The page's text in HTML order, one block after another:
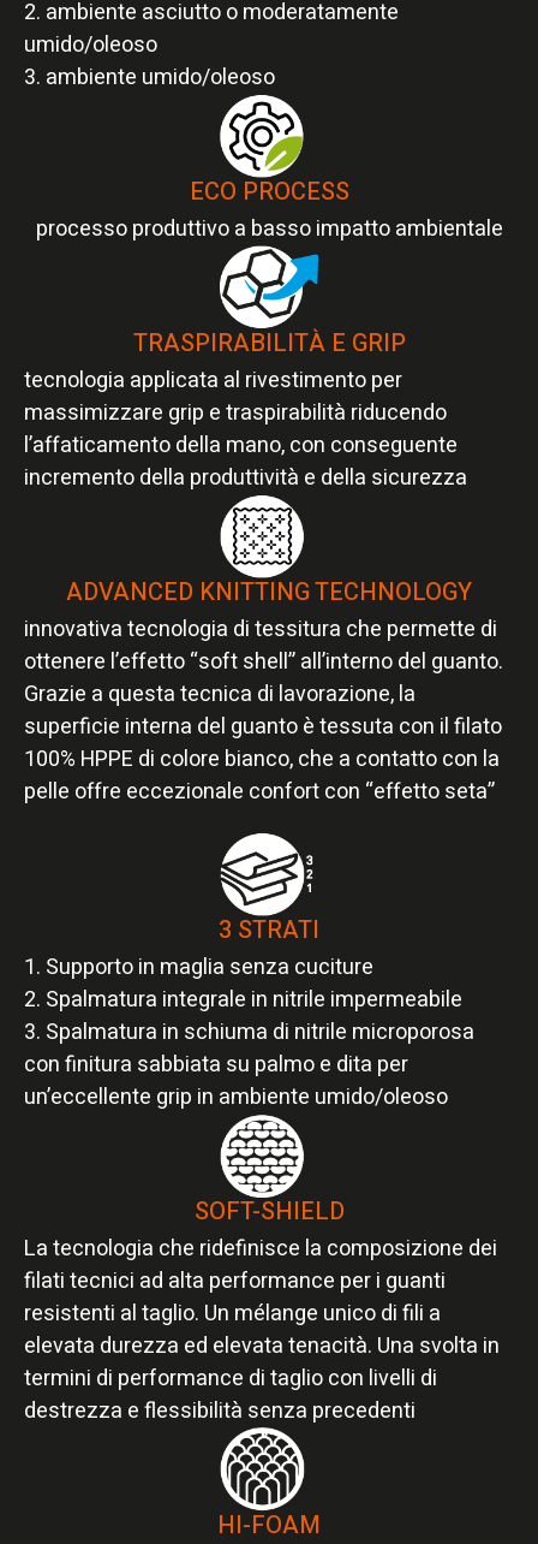
2. ambiente asciutto o moderatamente
umido/oleoso
3. ambiente umido/oleoso
ECO PROCESS
processo produttivo a basso impatto ambientale​
TRASPIRABILITÀ E GRIP
tecnologia applicata al rivestimento per
massimizzare grip e traspirabilità riducendo
l’affaticamento della mano, con conseguente
incremento della produttività e della sicurezza
ADVANCED KNITTING TECHNOLOGY
innovativa tecnologia di tessitura che permette di
ottenere l’effetto “soft shell” all’interno del guanto.
Grazie a questa tecnica di lavorazione, la
superficie interna del guanto è tessuta con il filato
100% HPPE di colore bianco, che a contatto con la
pelle offre eccezionale confort con “effetto seta”
3 STRATI
1. Supporto in maglia senza cuciture
2. Spalmatura integrale in nitrile impermeabile
3. Spalmatura in schiuma di nitrile microporosa
con finitura sabbiata su palmo e dita per
un’eccellente grip in ambiente umido/oleoso
SOFT-SHIELD
La tecnologia che ridefinisce la composizione dei
filati tecnici ad alta performance per i guanti
resistenti al taglio. Un mélange unico di fili a
elevata durezza ed elevata tenacità. Una svolta in
termini di performance di taglio con livelli di
destrezza e flessibilità senza precedenti​
HI-FOAM